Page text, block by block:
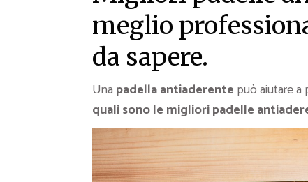
meglio
da sapere.
Una padella antiaderente può aiutare a
quali sono le migliori padelle